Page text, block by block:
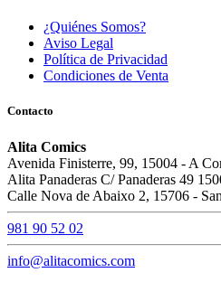
¿Quiénes Somos?
Aviso Legal
Política de Privacidad
Condiciones de Venta
Contacto
Alita Comics
Avenida Finisterre, 99, 15004 - A
Alita Panaderas C/ Panaderas 49
Calle Nova de Abaixo 2, 15706 -
981 90 52 02
info@alitacomics.com